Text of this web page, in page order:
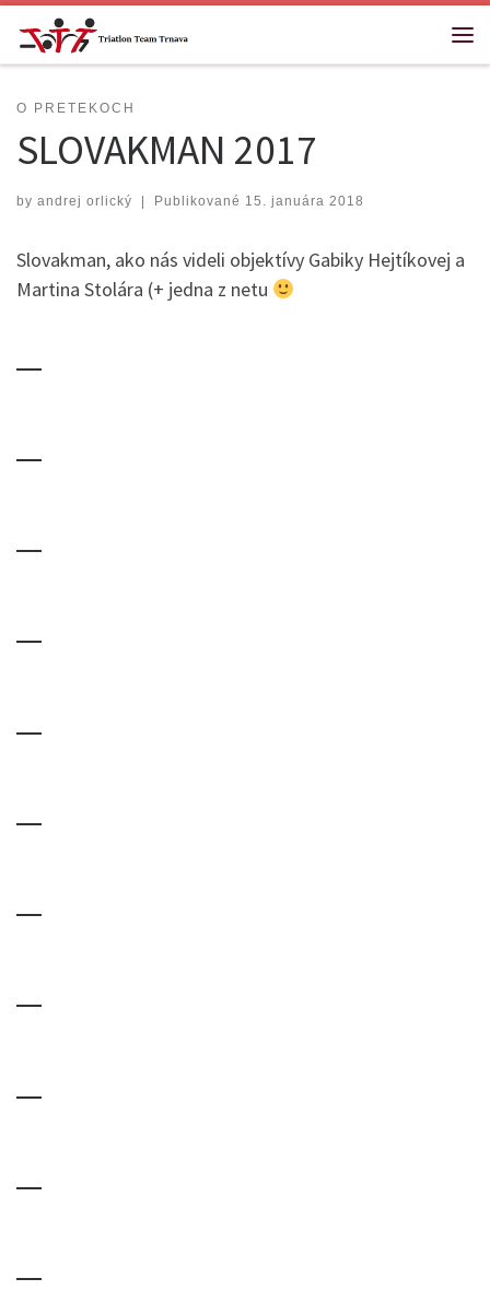
Skip to content
O PRETEKOCH
SLOVAKMAN 2017
by andrej orlický Publikované 15. januára 2018
Slovakman, ako nás videli objektívy Gabiky Hejtíkovej a
Martina Stolára (+ jedna z netu